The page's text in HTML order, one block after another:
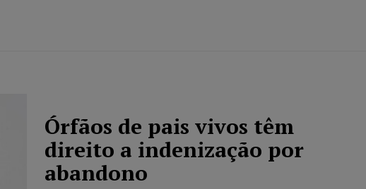
Órfãos de pais vivos têm
direito a indenização por
abandono